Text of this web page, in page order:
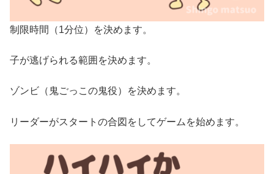
制限時間（1分位）を決めます。
子が逃げられる範囲を決めます。
ゾンビ（鬼ごっこの鬼役）を決めます。
リーダーがスタートの合図をしてゲームを始めます。